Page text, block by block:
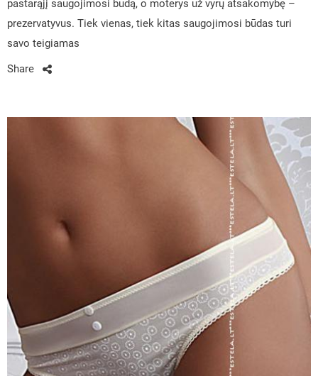
pastarąjį saugojimosi būdą, o moterys už vyrų atsakomybę –
prezervatyvus. Tiek vienas, tiek kitas saugojimosi būdas turi
savo teigiamas
Share